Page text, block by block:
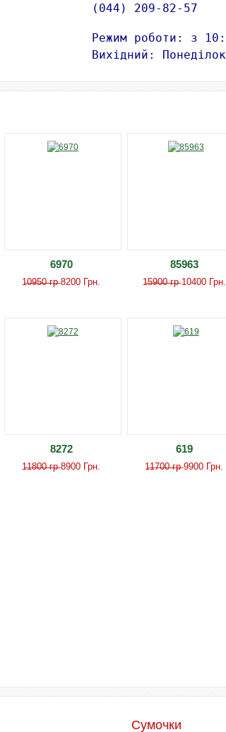
(044) 209-82-57
Режим роботи: з
Вихідний: Понеділок
6970
1̶0̶9̶5̶0̶ ̶г̶р̶ 8200 Грн.
85963
1̶5̶9̶0̶0̶ ̶г̶р̶ 10400 Грн.
8272
1̶1̶8̶0̶0̶ ̶г̶р̶ 8900 Грн.
619
1̶1̶7̶0̶0̶ ̶г̶р̶ 9900 Грн.
Сумочки